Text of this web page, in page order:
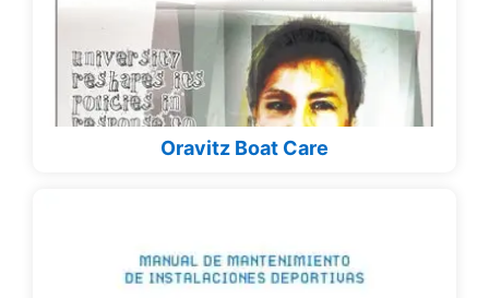
Oravitz Boat Care